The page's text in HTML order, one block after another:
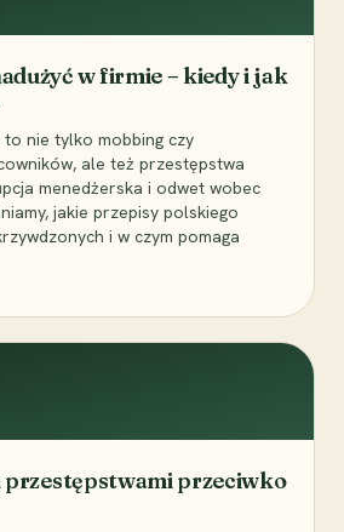
w firmie – kiedy i jak
to nie tylko mobbing czy
ale też przestępstwa
menedżerska i odwet wobec
jakie przepisy polskiego
i w czym pomaga
przestępstwami przeciwko